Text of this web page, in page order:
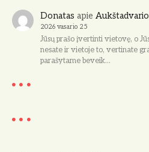
Donatas apie
2026 vasario 25
Jūsų prašo įvertinti vietovę, o
nesate ir vietoje to, vertinate
parašytame beveik…